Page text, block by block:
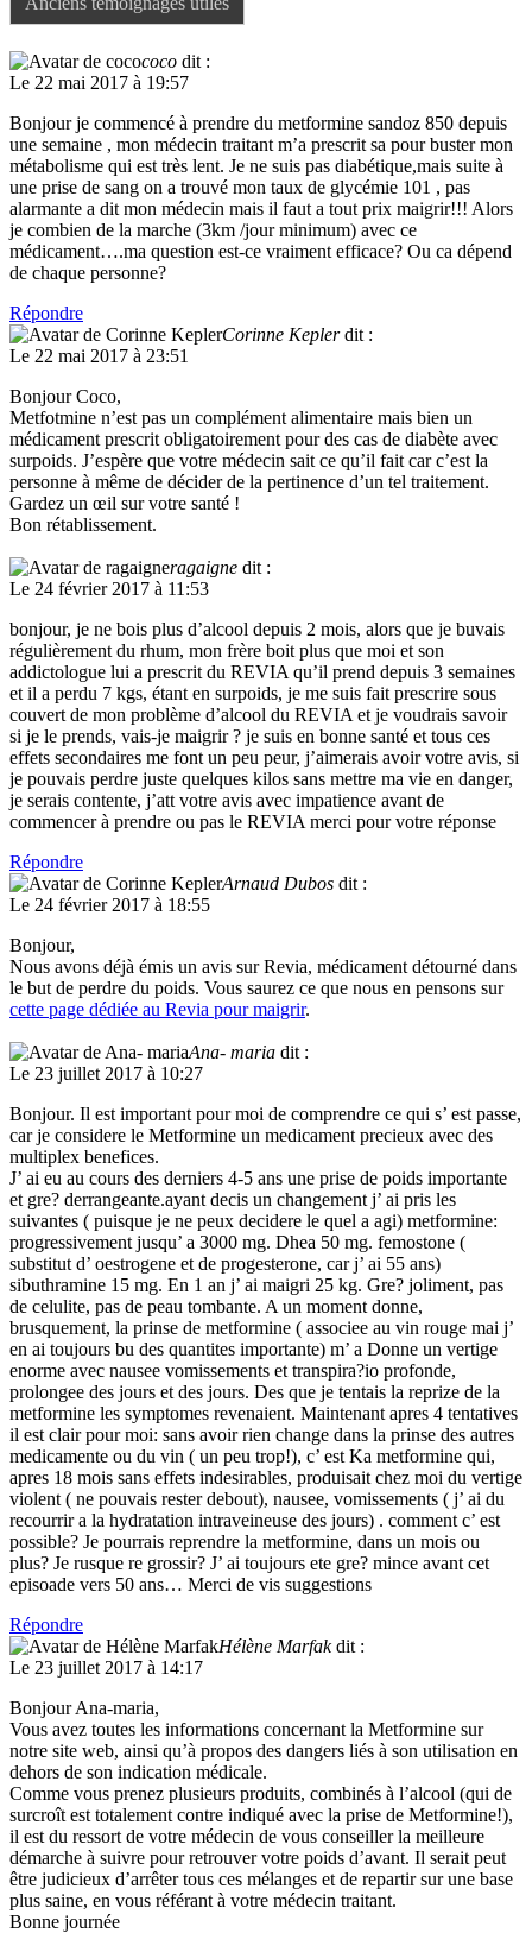
coco dit :
Le 22 mai 2017 à 19:57
Bonjour je commencé à prendre du metformine sandoz 850 depuis
une semaine , mon médecin traitant m’a prescrit sa pour buster mon
métabolisme qui est très lent. Je ne suis pas diabétique,mais suite à
une prise de sang on a trouvé mon taux de glycémie 101 , pas
alarmante a dit mon médecin mais il faut a tout prix maigrir!!! Alors
je combien de la marche (3km /jour minimum) avec ce
médicament….ma question est-ce vraiment efficace? Ou ca dépend
de chaque personne?
Répondre
Corinne Kepler dit :
Le 22 mai 2017 à 23:51
Bonjour Coco,
Metfotmine n’est pas un complément alimentaire mais bien un
médicament prescrit obligatoirement pour des cas de diabète avec
surpoids. J’espère que votre médecin sait ce qu’il fait car c’est la
personne à même de décider de la pertinence d’un tel traitement.
Gardez un œil sur votre santé !
Bon rétablissement.
ragaigne dit :
Le 24 février 2017 à 11:53
bonjour, je ne bois plus d’alcool depuis 2 mois, alors que je buvais
régulièrement du rhum, mon frère boit plus que moi et son
addictologue lui a prescrit du REVIA qu’il prend depuis 3 semaines
et il a perdu 7 kgs, étant en surpoids, je me suis fait prescrire sous
couvert de mon problème d’alcool du REVIA et je voudrais savoir
si je le prends, vais-je maigrir ? je suis en bonne santé et tous ces
effets secondaires me font un peu peur, j’aimerais avoir votre avis, si
je pouvais perdre juste quelques kilos sans mettre ma vie en danger,
je serais contente, j’att votre avis avec impatience avant de
commencer à prendre ou pas le REVIA merci pour votre réponse
Répondre
Arnaud Dubos dit :
Le 24 février 2017 à 18:55
Bonjour,
Nous avons déjà émis un avis sur Revia, médicament détourné dans
le but de perdre du poids. Vous saurez ce que nous en pensons sur
cette page dédiée au Revia pour maigrir.
Ana- maria dit :
Le 23 juillet 2017 à 10:27
Bonjour. Il est important pour moi de comprendre ce qui s’ est passe,
car je considere le Metformine un medicament precieux avec des
multiplex benefices.
J’ ai eu au cours des derniers 4-5 ans une prise de poids importante
et gre? derrangeante.ayant decis un changement j’ ai pris les
suivantes ( puisque je ne peux decidere le quel a agi) metformine:
progressivement jusqu’ a 3000 mg. Dhea 50 mg. femostone (
substitut d’ oestrogene et de progesterone, car j’ ai 55 ans)
sibuthramine 15 mg. En 1 an j’ ai maigri 25 kg. Gre? joliment, pas
de celulite, pas de peau tombante. A un moment donne,
brusquement, la prinse de metformine ( associee au vin rouge mai j’
en ai toujours bu des quantites importante) m’ a Donne un vertige
enorme avec nausee vomissements et transpira?io profonde,
prolongee des jours et des jours. Des que je tentais la reprize de la
metformine les symptomes revenaient. Maintenant apres 4 tentatives
il est clair pour moi: sans avoir rien change dans la prinse des autres
medicamente ou du vin ( un peu trop!), c’ est Ka metformine qui,
apres 18 mois sans effets indesirables, produisait chez moi du vertige
violent ( ne pouvais rester debout), nausee, vomissements ( j’ ai du
recourrir a la hydratation intraveineuse des jours) . comment c’ est
possible? Je pourrais reprendre la metformine, dans un mois ou
plus? Je rusque re grossir? J’ ai toujours ete gre? mince avant cet
episoade vers 50 ans… Merci de vis suggestions
Répondre
Hélène Marfak dit :
Le 23 juillet 2017 à 14:17
Bonjour Ana-maria,
Vous avez toutes les informations concernant la Metformine sur
notre site web, ainsi qu’à propos des dangers liés à son utilisation en
dehors de son indication médicale.
Comme vous prenez plusieurs produits, combinés à l’alcool (qui de
surcroît est totalement contre indiqué avec la prise de Metformine!),
il est du ressort de votre médecin de vous conseiller la meilleure
démarche à suivre pour retrouver votre poids d’avant. Il serait peut
être judicieux d’arrêter tous ces mélanges et de repartir sur une base
plus saine, en vous référant à votre médecin traitant.
Bonne journée